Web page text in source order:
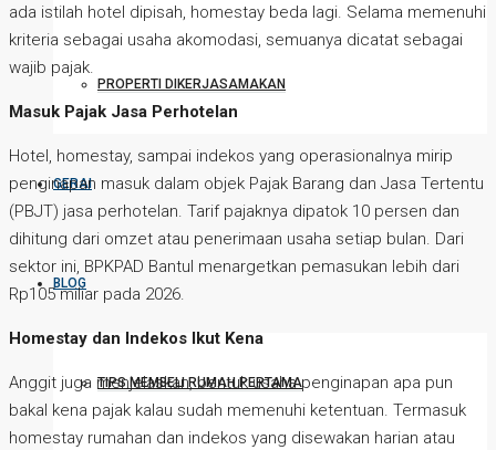
PROPERTI DIKERJASAMAKAN
GERAI
BLOG
TIPS MEMBELI RUMAH PERTAMA
ada istilah hotel dipisah, homestay beda lagi. Selama memenuhi
kriteria sebagai usaha akomodasi, semuanya dicatat sebagai
wajib pajak.
Masuk Pajak Jasa Perhotelan
Hotel, homestay, sampai indekos yang operasionalnya mirip
penginapan masuk dalam objek Pajak Barang dan Jasa Tertentu
(PBJT) jasa perhotelan. Tarif pajaknya dipatok 10 persen dan
dihitung dari omzet atau penerimaan usaha setiap bulan. Dari
sektor ini, BPKPAD Bantul menargetkan pemasukan lebih dari
Rp105 miliar pada 2026.
Homestay dan Indekos Ikut Kena
Anggit juga menjelaskan, bentuk usaha penginapan apa pun
bakal kena pajak kalau sudah memenuhi ketentuan. Termasuk
homestay rumahan dan indekos yang disewakan harian atau